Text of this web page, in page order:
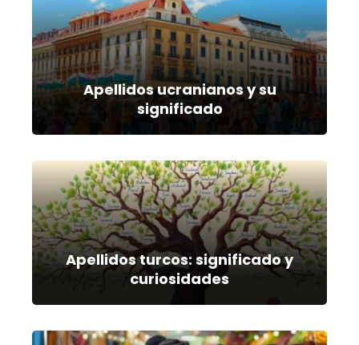
Apellidos ucranianos y su
significado
Apellidos turcos: significado y
curiosidades